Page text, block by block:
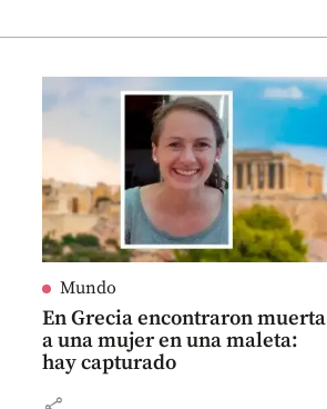
Mundo
En Grecia encontraron muerta
a una mujer en una maleta:
hay capturado